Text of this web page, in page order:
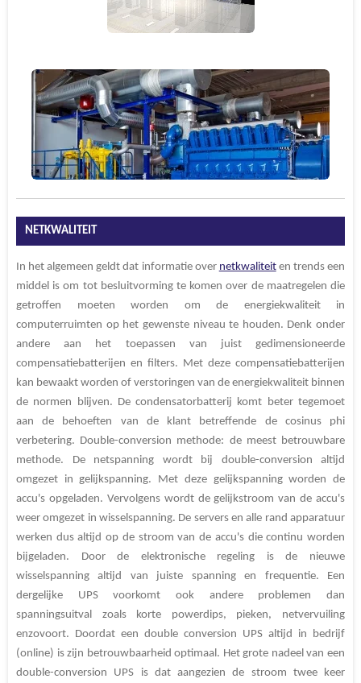
NETKWALITEIT
In het algemeen geldt dat informatie over netkwaliteiten trends een
middel is om tot besluitvorming te komen over de maatregelen die
getroffen moeten worden om de energiekwaliteit in
computerruimten op het gewenste niveau te houden. Denk onder
andere aan het toepassen van juist gedimensioneerde
compensatiebatterijen en filters. Met deze compensatiebatterijen
kan bewaakt worden of verstoringen van de energiekwaliteit binnen
de normen blijven. De condensatorbatterij komt beter tegemoet
aan de behoeften van de klant betreffende de cosinus phi
verbetering. Double-conversion methode: de meest betrouwbare
methode. De netspanning wordt bij double-conversion altijd
omgezet in gelijkspanning. Met deze gelijkspanning worden de
accu's opgeladen. Vervolgens wordt de gelijkstroom van de accu's
weer omgezet in wisselspanning. De servers en alle rand apparatuur
werken dus altijd op de stroom van de accu's die continu worden
bijgeladen. Door de elektronische regeling is de nieuwe
wisselspanning altijd van juiste spanning en frequentie. Een
dergelijke UPS voorkomt ook andere problemen dan
spanningsuitval zoals korte powerdips, pieken, netvervuiling
enzovoort. Doordat een double conversion UPS altijd in bedrijf
(online) is zijn betrouwbaarheid optimaal. Het grote nadeel van een
double-conversion UPS is dat aangezien de stroom twee keer